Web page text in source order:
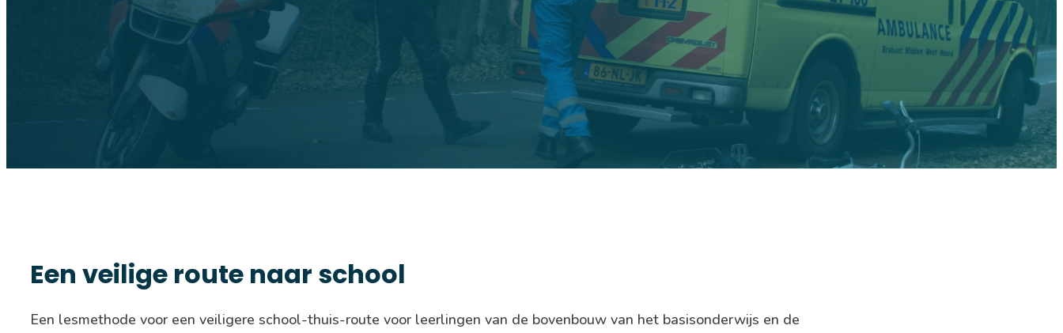
Een veilige route naar school
Een lesmethode voor een veiligere school-thuis-route voor leerlingen van de bovenbouw van het basisonderwijs en de